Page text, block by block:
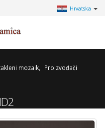
Hrvatska
mozaik
Proizvođači